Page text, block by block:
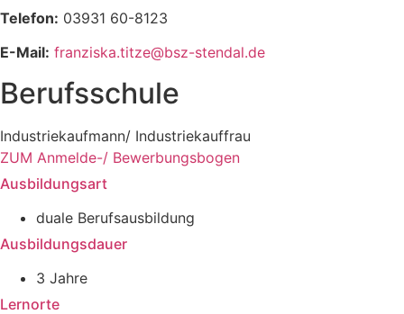
Telefon: 03931 60-8123
E-Mail: franziska.titze@bsz-stendal.de
Berufsschule
Industriekaufmann/ Industriekauffrau
ZUM Anmelde-/ Bewerbungsbogen
Ausbildungsart
duale Berufsausbildung
Ausbildungsdauer
3 Jahre
Lernorte